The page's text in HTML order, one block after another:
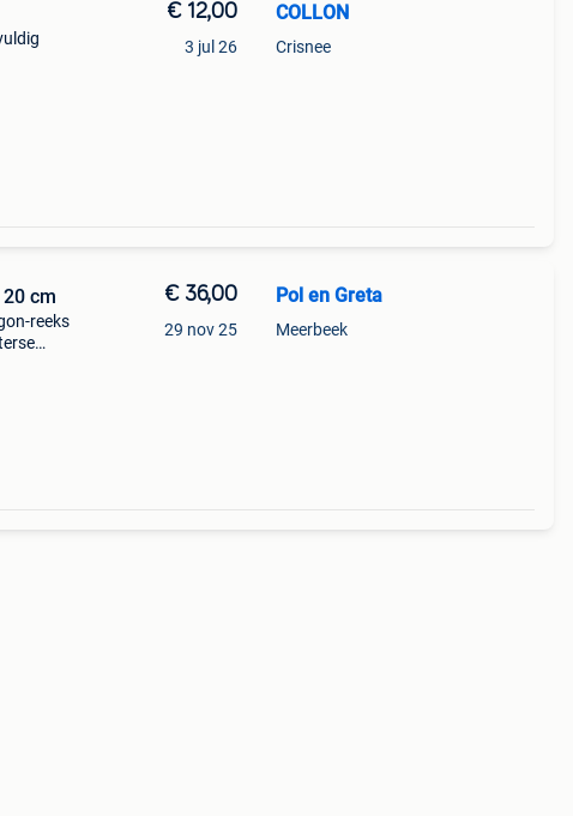
€ 12,00
3 jul 26
COLLON
Crisnee
cm
reeks
€ 36,00
29 nov 25
Pol en Greta
Meerbeek